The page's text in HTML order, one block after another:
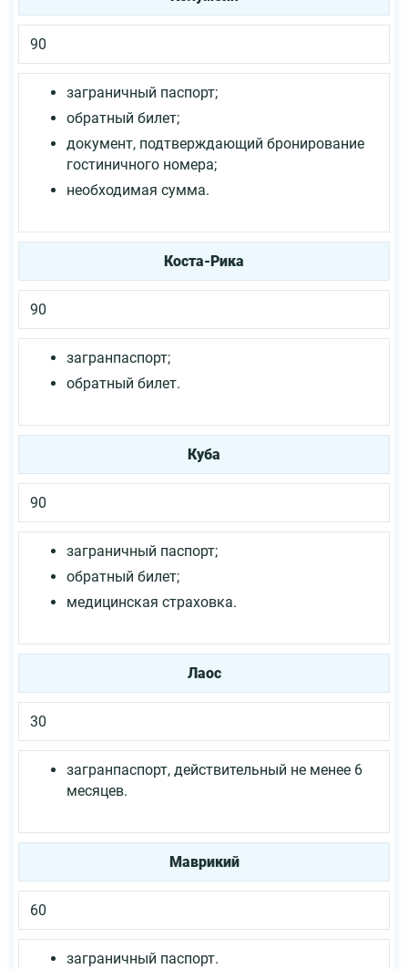
90
заграничный паспорт;
обратный билет;
документ, подтверждающий бронирование
гостиничного номера;
необходимая сумма.
Коста-Рика
90
загранпаспорт;
обратный билет.
Куба
90
заграничный паспорт;
обратный билет;
медицинская страховка.
Лаос
30
загранпаспорт, действительный не менее 6
месяцев.
Маврикий
60
заграничный паспорт.